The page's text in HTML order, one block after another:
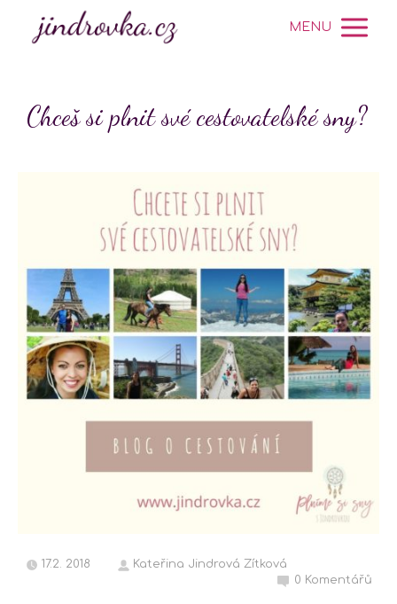
MENU
Chceš si plnit své cestovatelské sny?
17.2. 2018
Kateřina Jindrová Zítková
0 Komentářů